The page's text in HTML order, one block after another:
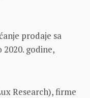
prodaje sa
godine,
Research), firme